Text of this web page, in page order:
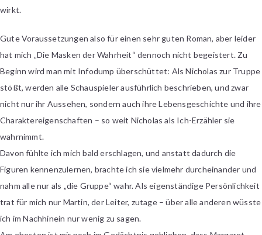
wirkt.
Gute Voraussetzungen also für einen sehr guten Roman, aber leider
hat mich „Die Masken der Wahrheit“ dennoch nicht begeistert. Zu
Beginn wird man mit Infodump überschüttet: Als Nicholas zur Truppe
stößt, werden alle Schauspieler ausführlich beschrieben, und zwar
nicht nur ihr Aussehen, sondern auch ihre Lebensgeschichte und ihre
Charaktereigenschaften – so weit Nicholas als Ich-Erzähler sie
wahrnimmt.
Davon fühlte ich mich bald erschlagen, und anstatt dadurch die
Figuren kennenzulernen, brachte ich sie vielmehr durcheinander und
nahm alle nur als „die Gruppe“ wahr. Als eigenständige Persönlichkeit
trat für mich nur Martin, der Leiter, zutage – über alle anderen wüsste
ich im Nachhinein nur wenig zu sagen.